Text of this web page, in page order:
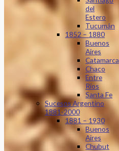
del
Estero
Tucumán
1852 – 1880
Buenos
Aires
Catamarca
Chaco
Entre
Ríos
Santa Fe
Sucesos Argentino
1881-2000
1881 – 1930
Buenos
Aires
Chubut